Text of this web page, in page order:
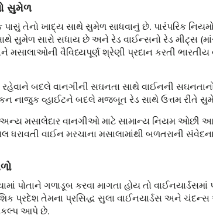
સુમેળ
પાસું તેનો ખાદ્ય સાથે સુમેળ સાધવાનું છે. પારંપરિક
સાથે સુમેળ સારો સધાય છે અને રેડ વાઈન્સનો રેડ મીટ્સ
મસાલાઓની વૈવિધ્યપૂર્ણ શ્રેણી પ્રદાન કરતી
બદલે વાનગીની સઘનતા સાથે વાઈનની
નાજુક વ્હાઈટને બદલે મજબૂત રેડ સાથે ઉત્તમ રીતે
મસાલેદાર વાનગીઓ માટે સામાન્ય નિયમ ઓછી
ધરાવતી વાઈન મરચાના મસાલામાંથી બળતરાની
પોતાને ગળાડૂબ કરવા માગતા હોય તો
પ્રદેશ તેમના પ્રસિદ્ધ સુલા વાઈનયાર્ડસ અને
આપે છે.